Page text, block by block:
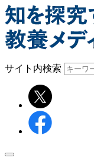
サイト内検索